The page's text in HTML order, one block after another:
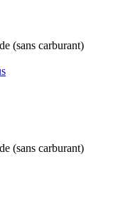
(sans carburant)
(sans carburant)